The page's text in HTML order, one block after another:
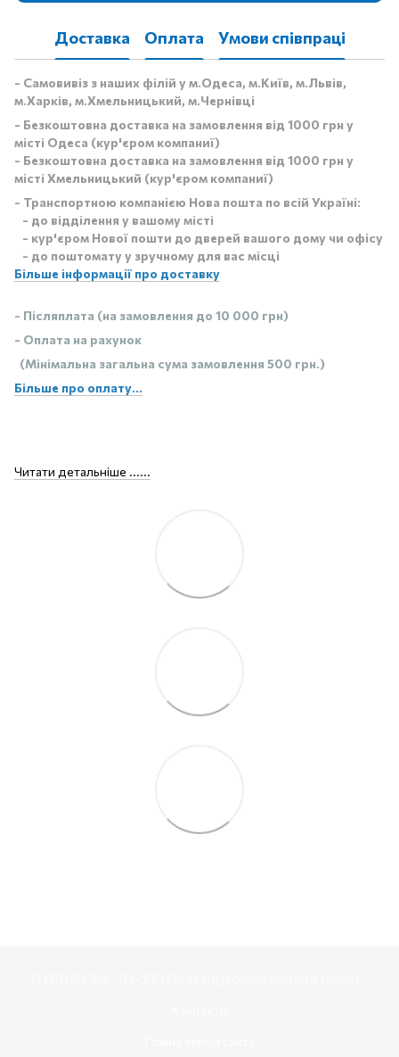
Доставка Оплата Умови співпраці
- Самовивіз з наших філій у м.Одеса, м.Київ, м.Львів,
м.Харків, м.Хмельницький, м.Чернівці
- Безкоштовна доставка на замовлення від 1000 грн у
місті Одеса (кур'єром компаниї)
- Безкоштовна доставка на замовлення від 1000 грн у
місті Хмельницький (кур'єром компаниї)
- Транспортною компанією Нова пошта по всій Україні:
- до відділення у вашому місті
- кур'єром Нової пошти до дверей вашого дому чи офісу
- до поштомату у зручному для вас місці
Більше інформації про доставку
- Післяплата (на замовлення до 10 000 грн)
- Оплата на рахунок
(Мінімальна загальна сума замовлення 500 грн.)
Більше про оплату...
Читати детальніше ......